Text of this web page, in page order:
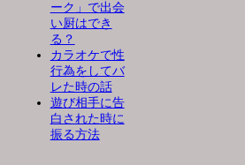
ーク」で出会
い厨はでき
る？
カラオケで性
行為をしてバ
レた時の話
遊び相手に告
白された時に
振る方法